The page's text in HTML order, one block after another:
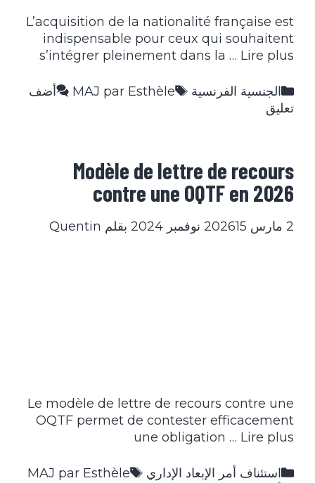
L’acquisition de la nationalité française est
indispensable pour ceux qui souhaitent
s’intégrer pleinement dans la … Lire plus
التصنيفات
الجنسية الفرنسية الوسوم
MAJ par Esthèle
أضف
تعليق
Modèle de lettre de recours
contre une OQTF en 2026
2 مارس 2026 15 نوفمبر 2024 بقلم Quentin
Le modèle de lettre de recours contre une
OQTF permet de contester efficacement
une obligation … Lire plus
التصنيفات
استئناف أمر الإبعاد الإداري الوسوم
MAJ par Esthèle